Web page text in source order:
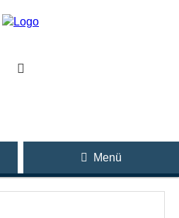
Menü